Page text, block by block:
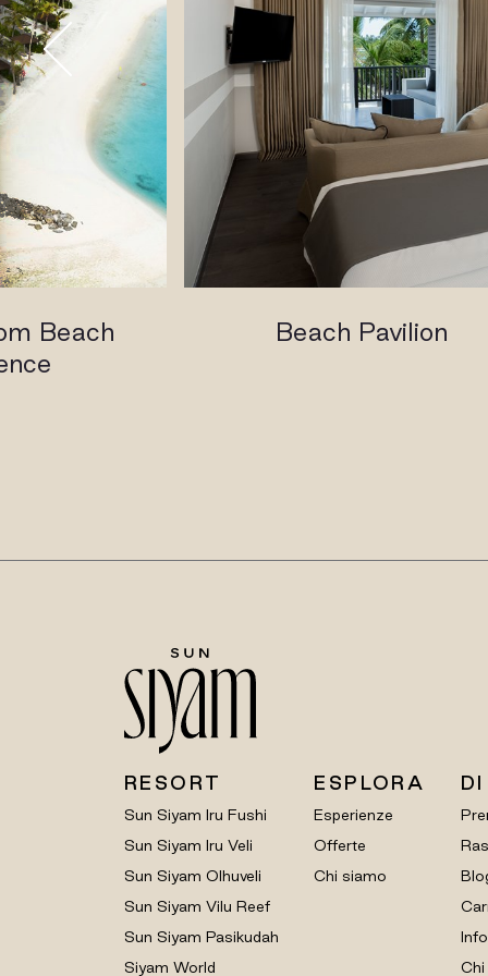
Beach
Beach Pavilion
RESORT
Sun Siyam Iru Fushi
Sun Siyam Iru Veli
Sun Siyam Olhuveli
Sun Siyam Vilu Reef
Sun Siyam Pasikudah
Siyam World
ESPLORA
Esperienze
Offerte
Chi siamo